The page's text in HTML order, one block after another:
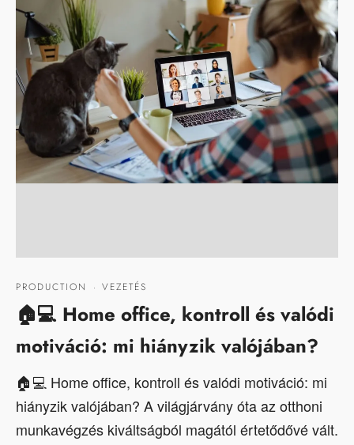
PRODUCTION · VEZETÉS
🏠💻 Home office, kontroll és valódi
motiváció: mi hiányzik valójában?
🏠💻 Home office, kontroll és valódi motiváció: mi
hiányzik valójában? A világjárvány óta az otthoni
munkavégzés kiváltságból magától értetődővé vált.